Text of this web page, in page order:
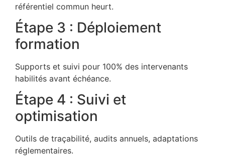
référentiel commun heurt.
Étape 3 : Déploiement
formation
Supports et suivi pour 100% des intervenants
habilités avant échéance.
Étape 4 : Suivi et
optimisation
Outils de traçabilité, audits annuels, adaptations
réglementaires.​